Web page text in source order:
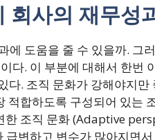
회사의 재무성
에 도움을 줄 수 있을까. 그
다. 이 부분에 대해서 한번
다. 조직 문화가 강해야지
적합하도록 구성되어 있는
조직 문화 (Adaptive
급변하고 변수가 많아지면